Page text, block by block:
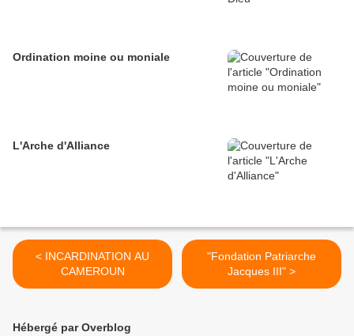
Ordination moine ou moniale
L'Arche d'Alliance
< INCARDINATION AU
CAMEROUN
"Fondation Patriarche
Jacques III" >
Hébergé par Overblog